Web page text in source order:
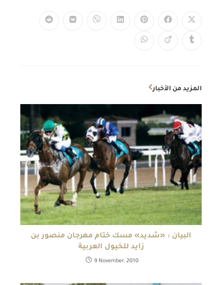
المزيد من الأخبار
البيان : «شديد» مسك ختام مهرجان منصور بن
زايد للخيول العربية
9 November, 2010